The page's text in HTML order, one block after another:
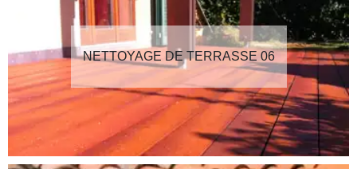
NETTOYAGE DE TERRASSE 06